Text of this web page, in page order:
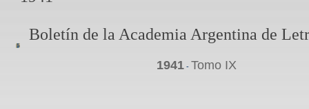
Boletín de la Academia Argentina de
1941- Tomo IX